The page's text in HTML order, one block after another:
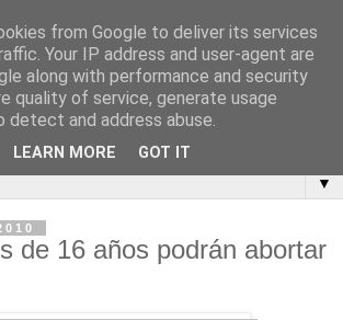
▼
de 16 años podrán abortar
from Google to deliver its services
Your IP address and user-agent are
along with performance and security
quality of service, generate usage
and address abuse.
LEARN MORE GOT IT